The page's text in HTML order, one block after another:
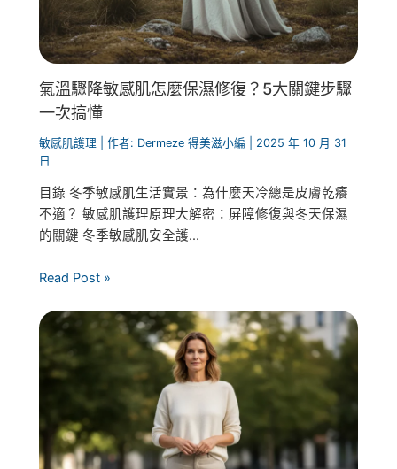
氣溫驟降敏感肌怎麼保濕修復？5大關鍵步驟
一次搞懂
敏感肌護理 | 作者: Dermeze 得美滋小編
2025 年 10 月 31
日
目錄 冬季敏感肌生活實景：為什麼天冷總是皮膚乾癢
不適？ 敏感肌護理原理大解密：屏障修復與冬天保濕
的關鍵 冬季敏感肌安全護...
Read Post »